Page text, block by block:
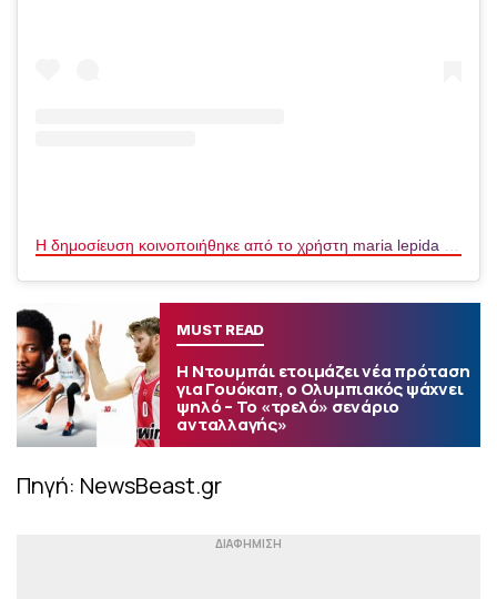
MUST READ
Η Ντουμπάι ετοιμάζει νέα πρόταση
για Γουόκαπ, ο Ολυμπιακός ψάχνει
ψηλό – Το «τρελό» σενάριο
ανταλλαγής»
Πηγή: NewsBeast.gr